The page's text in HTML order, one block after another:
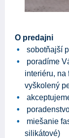
O predajni
sobotňajší
poradíme
interiéru, na
vyškolený
miešanie
silikátové)